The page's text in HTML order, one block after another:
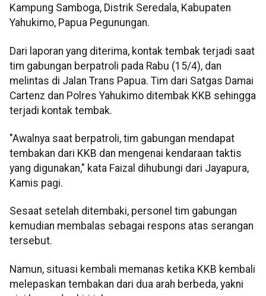
Kampung Samboga, Distrik Seredala, Kabupaten
Yahukimo, Papua Pegunungan.
Dari laporan yang diterima, kontak tembak terjadi saat
tim gabungan berpatroli pada Rabu (15/4), dan
melintas di Jalan Trans Papua. Tim dari Satgas Damai
Cartenz dan Polres Yahukimo ditembak KKB sehingga
terjadi kontak tembak.
"Awalnya saat berpatroli, tim gabungan mendapat
tembakan dari KKB dan mengenai kendaraan taktis
yang digunakan," kata Faizal dihubungi dari Jayapura,
Kamis pagi.
Sesaat setelah ditembaki, personel tim gabungan
kemudian membalas sebagai respons atas serangan
tersebut.
Namun, situasi kembali memanas ketika KKB kembali
melepaskan tembakan dari dua arah berbeda, yakni